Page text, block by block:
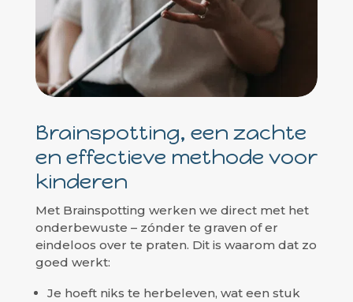
Brainspotting, een zachte
en effectieve methode voor
kinderen
Met Brainspotting werken we direct met het
onderbewuste – zónder te graven of er
eindeloos over te praten. Dit is waarom dat zo
goed werkt:
Je hoeft niks te herbeleven, wat een stuk